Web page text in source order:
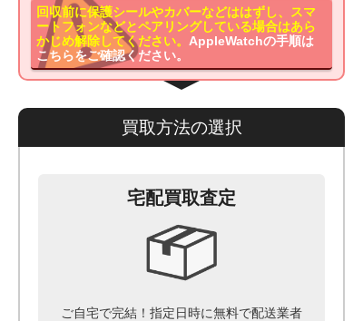
回収前に保護シールやカバーなどははずし、スマ
ートフォンなどとペアリングしている場合はあら
かじめ解除してください。 AppleWatchの手順は
こちらをご確認ください。
買取方法の選択
宅配買取査定
ご自宅で完結！指定日時に無料で配送業者